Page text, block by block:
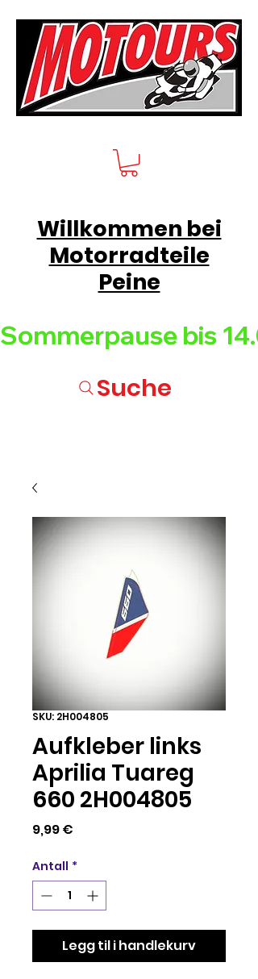
Sommerpause bis
Willkommen bei
Motorradteile
Peine
Suche
SKU: 2H004805
Aufkleber links
Aprilia Tuareg
660 2H004805
9,99 €
Antall *
Legg til i handlekurv